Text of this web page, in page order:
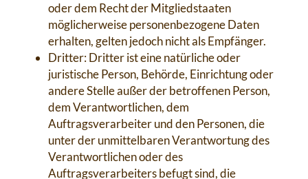
oder dem Recht der Mitgliedstaaten
möglicherweise personenbezogene Daten
erhalten, gelten jedoch nicht als Empfänger.
Dritter: Dritter ist eine natürliche oder
juristische Person, Behörde, Einrichtung oder
andere Stelle außer der betroffenen Person,
dem Verantwortlichen, dem
Auftragsverarbeiter und den Personen, die
unter der unmittelbaren Verantwortung des
Verantwortlichen oder des
Auftragsverarbeiters befugt sind, die